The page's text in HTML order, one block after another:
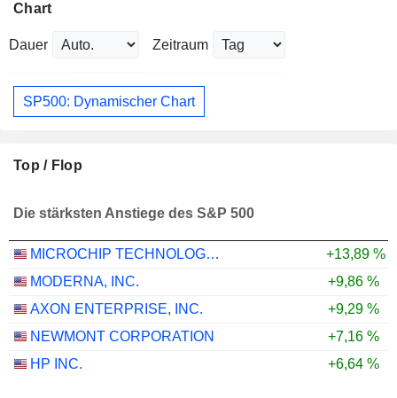
Chart
Dauer Zeitraum
SP500: Dynamischer Chart
Top / Flop
Die stärksten Anstiege des S&P 500
MICROCHIP TECHNOLOGY INCORPORATED
+13,89 %
MODERNA, INC.
+9,86 %
AXON ENTERPRISE, INC.
+9,29 %
NEWMONT CORPORATION
+7,16 %
HP INC.
+6,64 %